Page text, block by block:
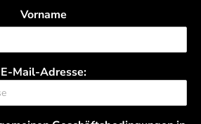
Vorname
E-Mail-Adresse: